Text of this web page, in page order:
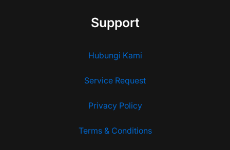
Support
Hubungi Kami
Service Request
Privacy Policy
Terms & Conditions